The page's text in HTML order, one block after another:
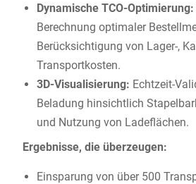
Dynamische TCO-Optimierung:
Berechnung optimaler
Berücksichtigung von Lager-,
Transportkosten.
3D-Visualisierung: Echtzeit-
Beladung hinsichtlich
und Nutzung von Ladeflächen.
Ergebnisse, die überzeugen:
Einsparung von über 500